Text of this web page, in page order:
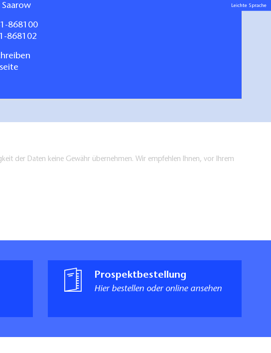
Jetzt ansehen/bestellen
868100
868102
der Daten keine Gewähr übernehmen. Wir empfehlen Ihnen, vor Ihrem
Prospektbestellung
Hier bestellen oder online ansehen
Leichte Sprache